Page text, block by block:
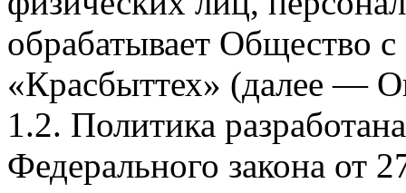
обрабатывает Общество
«Красбыттех» (далее —
1.2. Политика
Федерального закона